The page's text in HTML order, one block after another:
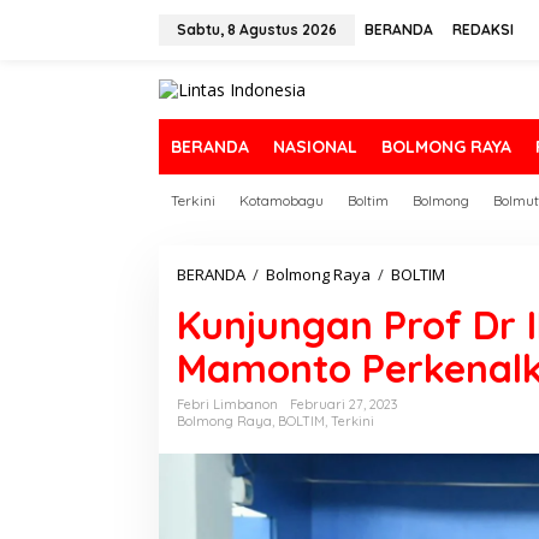
Sabtu, 8 Agustus 2026 BERANDA REDAKSI
BERANDA NASIONAL BOLMONG RAYA
Terkini Kotamobagu Boltim Bolmong Bolmut
BERANDA / Bolmong Raya / BOLTIM
n
u
n
r
o
Kunjungan Prof Dr
Mamonto
Febri Limbanon
Februari 27, 2023
Bolmong Raya, BOLTIM, Terkini